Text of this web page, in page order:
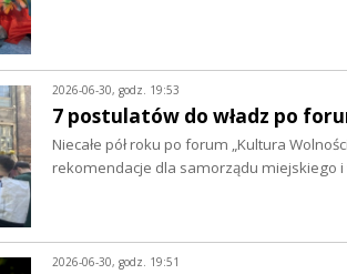
2026-06-30, godz. 19:53
7 postulatów do władz po
Niecałe pół roku po forum „Kultura
rekomendacje dla samorządu miejskiego
2026-06-30, godz. 19:51